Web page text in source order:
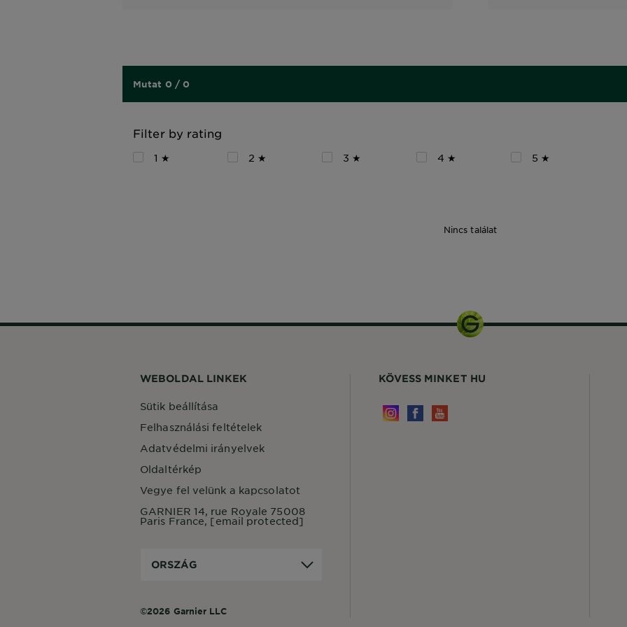
Mutat 0 / 0
Filter by rating
1 ★ 2 ★ 3 ★ 4 ★ 5 ★
Nincs találat
WEBOLDAL LINKEK
Sütik beállítása
Felhasználási feltételek
Adatvédelmi irányelvek
Oldaltérkép
Vegye fel velünk a kapcsolatot
GARNIER 14, rue Royale 75008
Paris France, [email protected]
Ország
ORSZÁG
©2026 Garnier LLC
KÖVESS MINKET HU